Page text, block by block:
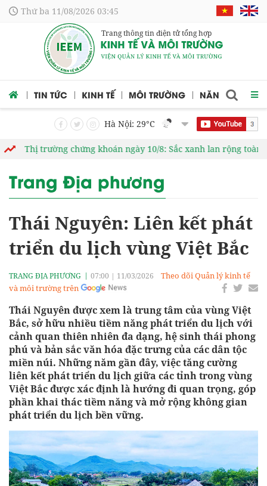
Thứ ba 11/08/2026 03:45
Trang thông tin điện tử tổng hợp
TIN TỨC KINH TẾ MÔI TRƯỜNG NĂNG LƯỢNG
Hà Nội: 29°C
trường chứng khoán ngày 10/8: Sắc xanh lan rộng toàn thị
Trang Địa phương
Thái Nguyên: Liên kết phát
triển du lịch vùng Việt Bắc
TRANG ĐỊA PHƯƠNG 07:00 | 11/03/2026
Theo dõi Quản lý kinh tế
và môi trường trên
Thái Nguyên được xem là trung tâm của vùng Việt
Bắc, sở hữu nhiều tiềm năng phát triển du lịch với
cảnh quan thiên nhiên đa dạng, hệ sinh thái phong
phú và bản sắc văn hóa đặc trưng của các dân tộc
miền núi. Những năm gần đây, việc tăng cường
liên kết phát triển du lịch giữa các tỉnh trong vùng
Việt Bắc được xác định là hướng đi quan trọng, góp
phần khai thác tiềm năng và mở rộng không gian
phát triển du lịch bền vững.